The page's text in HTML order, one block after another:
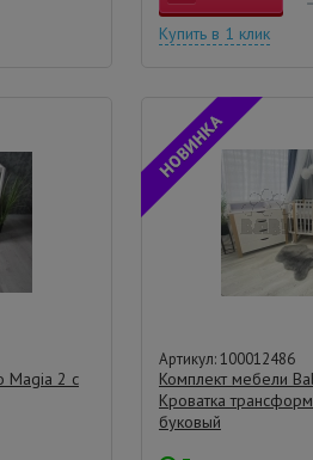
Купить в 1 клик
Magia 2 с
Артикул: 100012486
Комплект мебели
Кроватка
буковый